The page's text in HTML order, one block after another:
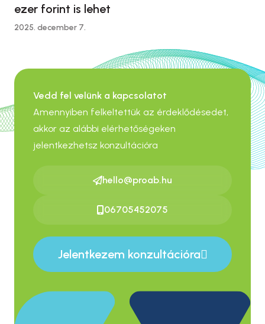
ezer forint is lehet
2025. december 7.
Vedd fel velünk a kapcsolatot
Amennyiben felkeltettük az érdeklődésedet,
akkor az alábbi elérhetőségeken
jelentkezhetsz konzultációra
hello@proab.hu
06705452075
Jelentkezem konzultációra